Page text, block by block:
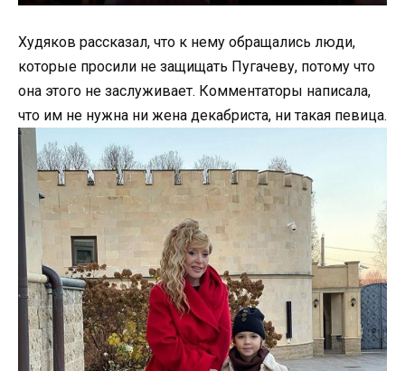
Худяков рассказал, что к нему обращались люди,
которые просили не защищать Пугачеву, потому что
она этого не заслуживает. Комментаторы написала,
что им не нужна ни жена декабриста, ни такая певица.